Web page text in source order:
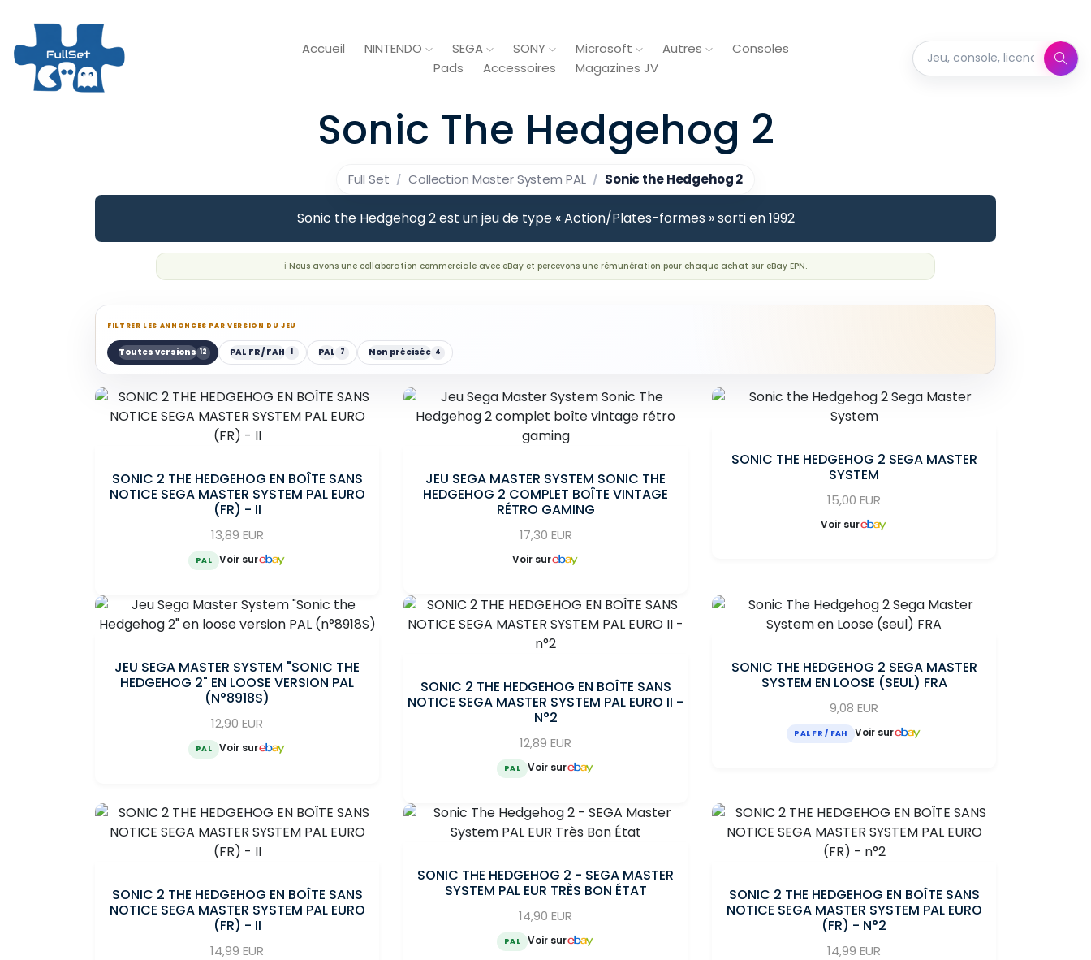
Accueil NINTENDO SEGA SONY Microsoft Autres
Consoles
Pads
Accessoires Magazines JV Rechercher dans Full Set
Sonic The Hedgehog 2
Full Set Collection Master System PAL Sonic the Hedgehog 2
Sonic the Hedgehog 2 est un jeu de type « Action/Plates-formes » sorti en 1992
ℹ️ Nous avons une collaboration commerciale avec eBay et percevons une rémunération pour chaque achat sur eBay EPN.
FILTRER LES ANNONCES PAR VERSION DU JEU
Toutes versions 12 PAL FR / FAH 1 PAL 7 Non précisée 4
SONIC 2 THE HEDGEHOG EN BOÎTE SANS
NOTICE SEGA MASTER SYSTEM PAL EURO
(FR) - II
13,89 EUR
PAL Voir sur
JEU SEGA MASTER SYSTEM SONIC THE
HEDGEHOG 2 COMPLET BOÎTE VINTAGE
RÉTRO GAMING
17,30 EUR
Voir sur
SONIC THE HEDGEHOG 2 SEGA MASTER
SYSTEM
15,00 EUR
Voir sur
JEU SEGA MASTER SYSTEM "SONIC THE
HEDGEHOG 2" EN LOOSE VERSION PAL
(N°8918S)
12,90 EUR
PAL Voir sur
SONIC 2 THE HEDGEHOG EN BOÎTE SANS
NOTICE SEGA MASTER SYSTEM PAL EURO II -
N°2
12,89 EUR
PAL Voir sur
SONIC THE HEDGEHOG 2 SEGA MASTER
SYSTEM EN LOOSE (SEUL) FRA
9,08 EUR
PAL FR / FAH Voir sur
SONIC 2 THE HEDGEHOG EN BOÎTE SANS
NOTICE SEGA MASTER SYSTEM PAL EURO
(FR) - II
14,99 EUR
SONIC THE HEDGEHOG 2 - SEGA MASTER
SYSTEM PAL EUR TRÈS BON ÉTAT
14,90 EUR
PAL Voir sur
SONIC 2 THE HEDGEHOG EN BOÎTE SANS
NOTICE SEGA MASTER SYSTEM PAL EURO
(FR) - N°2
14,99 EUR